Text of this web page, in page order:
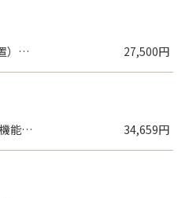
17,960円
徹底清掃 , エアコン（壁掛設置）／一般
27,500円